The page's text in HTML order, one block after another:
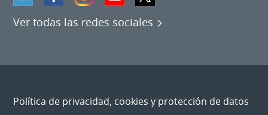
Ver todas las redes sociales
Política de privacidad, cookies y protección de datos